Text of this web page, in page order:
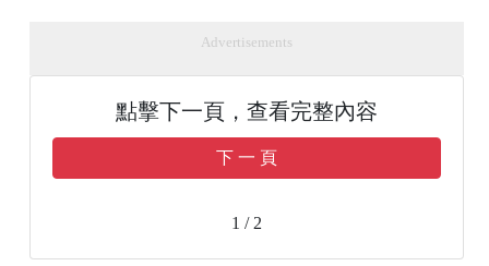
Advertisements
點擊下一頁，查看完整內容
下 一 頁
1 / 2